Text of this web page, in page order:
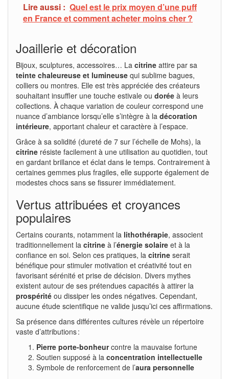
Lire aussi : Quel est le prix moyen d’une puff
en France et comment acheter moins cher ?
Joaillerie et décoration
Bijoux, sculptures, accessoires… La citrine attire par sa
teinte chaleureuse et lumineuse qui sublime bagues,
colliers ou montres. Elle est très appréciée des créateurs
souhaitant insuffler une touche estivale ou dorée à leurs
collections. À chaque variation de couleur correspond une
nuance d’ambiance lorsqu’elle s’intègre à la décoration
intérieure, apportant chaleur et caractère à l’espace.
Grâce à sa solidité (dureté de 7 sur l’échelle de Mohs), la
citrine résiste facilement à une utilisation au quotidien, tout
en gardant brillance et éclat dans le temps. Contrairement à
certaines gemmes plus fragiles, elle supporte également de
modestes chocs sans se fissurer immédiatement.
Vertus attribuées et croyances
populaires
Certains courants, notamment la lithothérapie, associent
traditionnellement la citrine à l’énergie solaire et à la
confiance en soi. Selon ces pratiques, la citrine serait
bénéfique pour stimuler motivation et créativité tout en
favorisant sérénité et prise de décision. Divers mythes
existent autour de ses prétendues capacités à attirer la
prospérité ou dissiper les ondes négatives. Cependant,
aucune étude scientifique ne valide jusqu’ici ces affirmations.
Sa présence dans différentes cultures révèle un répertoire
vaste d’attributions :
Pierre porte-bonheurcontre la mauvaise fortune
Soutien supposé à la concentration intellectuelle
Symbole de renforcement de l’aura personnelle